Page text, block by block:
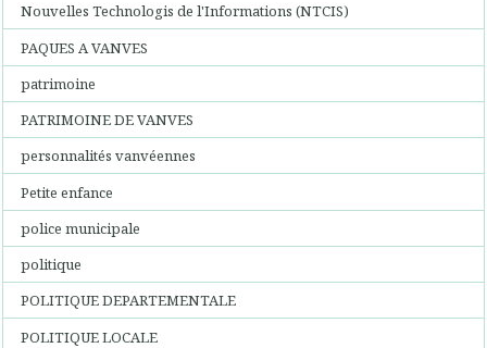
Nouvelles Technologis de l'Informations (NTCIS)
PAQUES A VANVES
patrimoine
PATRIMOINE DE VANVES
personnalités vanvéennes
Petite enfance
police municipale
politique
POLITIQUE DEPARTEMENTALE
POLITIQUE LOCALE